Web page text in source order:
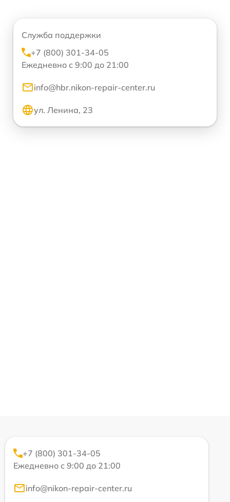
Служба поддержки
+7 (800) 301-34-05
Ежедневно с 9:00 до 21:00
info@hbr.nikon-repair-center.ru
ул. Ленина, 23
+7 (800) 301-34-05
Ежедневно с 9:00 до 21:00
info@nikon-repair-center.ru